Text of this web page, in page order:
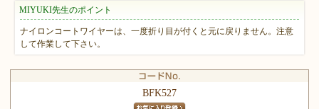
MIYUKI先生のポイント
ナイロンコートワイヤーは、一度折り目が付くと元に戻りません。注意
して作業して下さい。
BFK527